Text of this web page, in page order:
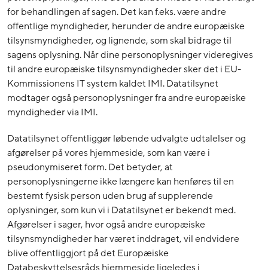
for behandlingen af sagen. Det kan f.eks. være andre
offentlige myndigheder, herunder de andre europæiske
tilsynsmyndigheder, og lignende, som skal bidrage til
sagens oplysning. Når dine personoplysninger videregives
til andre europæiske tilsynsmyndigheder sker det i EU-
Kommissionens IT system kaldet IMI. Datatilsynet
modtager også personoplysninger fra andre europæiske
myndigheder via IMI.
Datatilsynet offentliggør løbende udvalgte udtalelser og
afgørelser på vores hjemmeside, som kan være i
pseudonymiseret form. Det betyder, at
personoplysningerne ikke længere kan henføres til en
bestemt fysisk person uden brug af supplerende
oplysninger, som kun vi i Datatilsynet er bekendt med.
Afgørelser i sager, hvor også andre europæiske
tilsynsmyndigheder har været inddraget, vil endvidere
blive offentliggjort på det Europæiske